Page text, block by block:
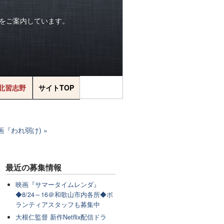
案内しています。
習志野 サイトTOP
『われ弱け)
最近の募集情報
映画『サマータイムレンダ』
◆8/24～16＠和歌山市内各所◆ボ
ランティアスタッフも募集中
大根仁監督 新作Netflix配信ドラ